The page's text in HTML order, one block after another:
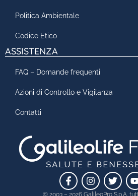
Politica Ambientale
Codice Etico
ASSISTENZA
FAQ – Domande frequenti
Azioni di Controllo e Vigilanza
Contatti